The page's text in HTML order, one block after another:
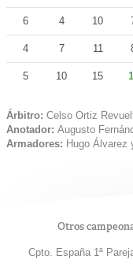
6 4 10
4 7 11
5 10 15
Árbitro: Celso Ortiz
Anotador: Augusto
Armadores: Hugo Álvarez
Otros
Cpto. España 1ª